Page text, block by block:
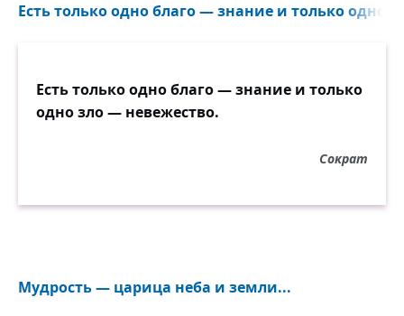
Есть только одно благо — знание и только одно
Есть только одно благо — знание и только
одно зло — невежество.
Сократ
Мудрость — царица неба и земли...